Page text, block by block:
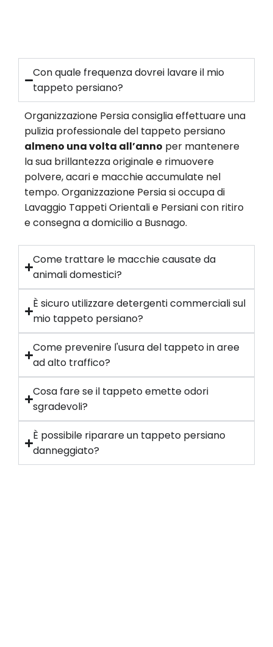
Con quale frequenza dovrei lavare il mio
tappeto persiano?
Organizzazione Persia consiglia effettuare una
pulizia professionale del tappeto persiano
almeno una volta all’anno per mantenere
la sua brillantezza originale e rimuovere
polvere, acari e macchie accumulate nel
tempo. Organizzazione Persia si occupa di
Lavaggio Tappeti Orientali e Persiani con ritiro
e consegna a domicilio a Busnago.
Come trattare le macchie causate da
animali domestici?
È sicuro utilizzare detergenti commerciali sul
mio tappeto persiano?
Come prevenire l'usura del tappeto in aree
ad alto traffico?
Cosa fare se il tappeto emette odori
sgradevoli?
È possibile riparare un tappeto persiano
danneggiato?